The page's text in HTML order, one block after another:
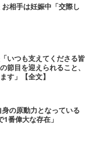
相手は妊娠中「交際し
いつも支えてくださる皆
節目を迎えられること、
す」【全文】
の原動力となっている
番偉大な存在」